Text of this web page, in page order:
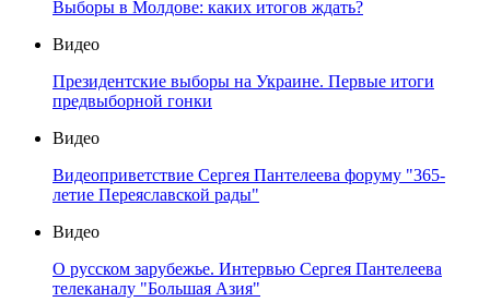
Выборы в Молдове: каких итогов ждать?
Видео
Президентские выборы на Украине. Первые итоги
предвыборной гонки
Видео
Видеоприветствие Сергея Пантелеева форуму "365-
летие Переяславской рады"
Видео
О русском зарубежье. Интервью Сергея Пантелеева
телеканалу "Большая Азия"